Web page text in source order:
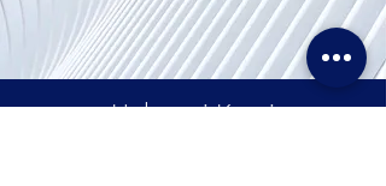
Hubungi Kami